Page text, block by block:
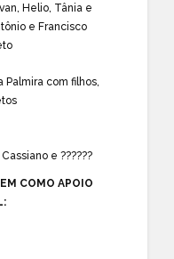
Helio, Tânia e
e Francisco
Palmira com filhos,
e ??????
COMO APOIO